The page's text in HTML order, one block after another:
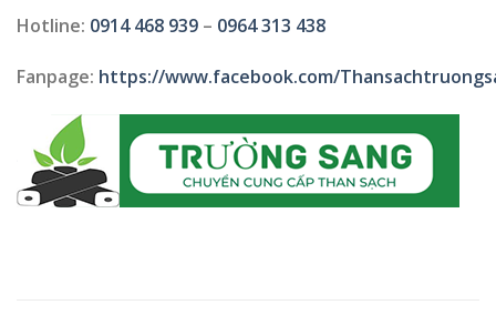
Hotline: 0914 468 939 – 0964 313 438
Fanpage: https://www.facebook.com/